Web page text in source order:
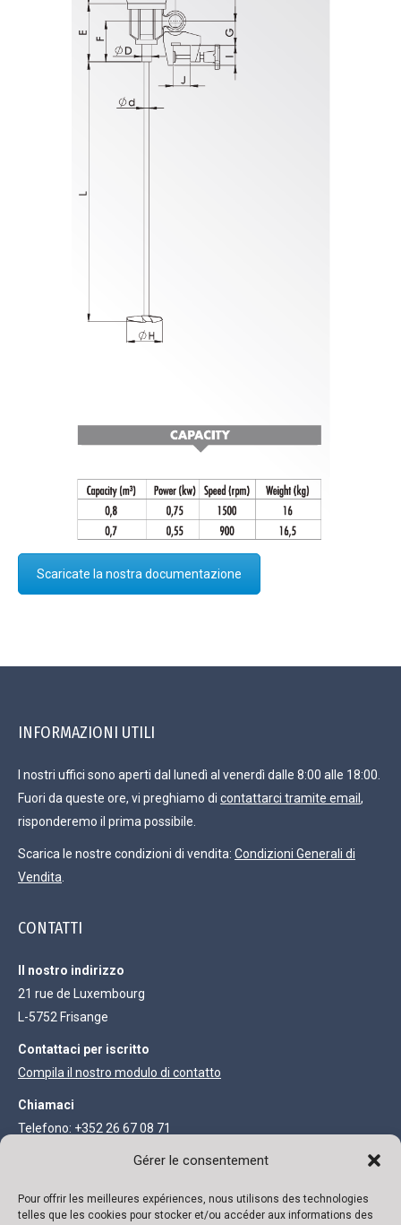
Gérer le consentement
Pour offrir les meilleures expériences, nous utilisons des technologies
telles que les cookies pour stocker et/ou accéder aux informations des
Scaricate la nostra documentazione
INFORMAZIONI UTILI
I nostri uffici sono aperti dal lunedì al venerdì dalle 8:00 alle 18:00.
Fuori da queste ore, vi preghiamo di contattarci tramite email ,
risponderemo il prima possibile.
Scarica le nostre condizioni di vendita: Condizioni Generali di
Vendita
CONTATTI
Il nostro indirizzo
21 rue de Luxembourg
L-5752 Frisange
Contattaci per iscritto
Compila il nostro modulo di contatto
Chiamaci
Telefono: +352 26 67 08 71
INFORMAZIONI LEGALI